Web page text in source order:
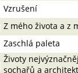
Vzrušení
Z mého života a z
Zaschlá paleta
Životy
sochařů a